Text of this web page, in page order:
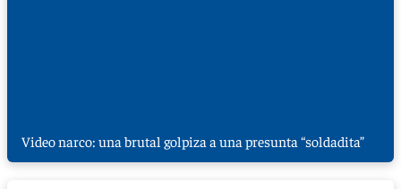
Video narco: una brutal golpiza a una presunta “soldadita”